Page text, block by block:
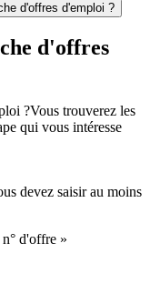
d'offres d'emploi ?
d'offres
?Vous trouverez les
qui vous intéresse
devez saisir au moins
d'offre »